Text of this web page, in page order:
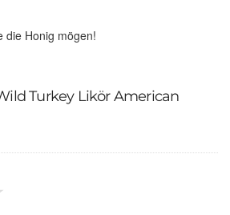
die Honig mögen!
Turkey Likör American